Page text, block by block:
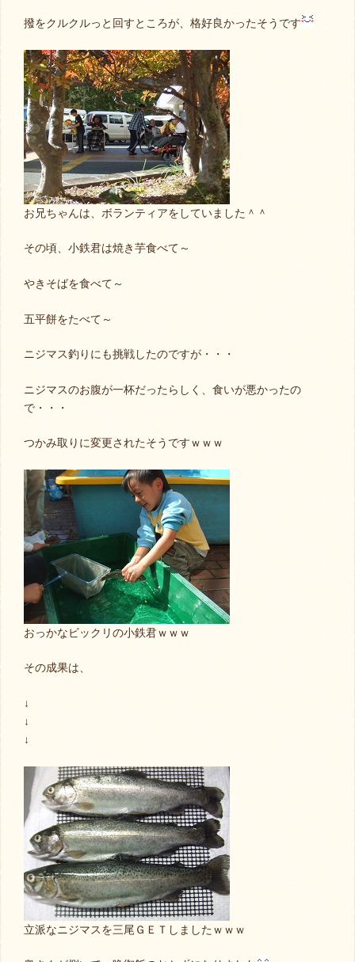
撥をクルクルっと回すところが、格好良かったそうです
お兄ちゃんは、ボランティアをしていました＾＾
その頃、小鉄君は焼き芋食べて～
やきそばを食べて～
五平餅をたべて～
ニジマス釣りにも挑戦したのですが・・・
ニジマスのお腹が一杯だったらしく、食いが悪かったの
で・・・
つかみ取りに変更されたそうですｗｗｗ
おっかなビックリの小鉄君ｗｗｗ
その成果は、
↓
↓
↓
立派なニジマスを三尾ＧＥＴしましたｗｗｗ